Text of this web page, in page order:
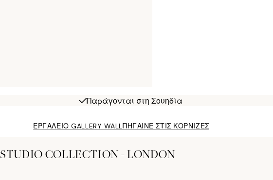
Παράγονται στη Σουηδία
ΕΡΓΑΛΕΙΟ GALLERY WALLΠΗΓΑΙΝΕ ΣΤΙΣ ΚΟΡΝΙΖΕΣ
STUDIO COLLECTION - LONDON